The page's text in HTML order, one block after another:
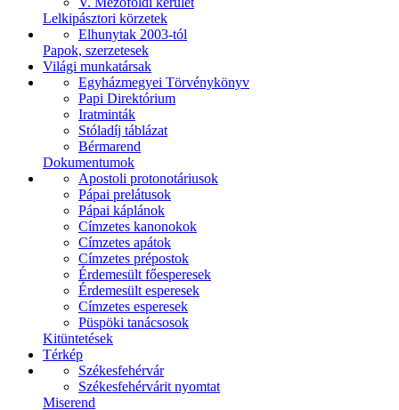
Lelkipásztori körzetek
Elhunytak 2003-tól
Papok, szerzetesek
Világi munkatársak
Egyházmegyei Törvénykönyv
Papi Direktórium
Iratminták
Stóladíj táblázat
Bérmarend
Dokumentumok
Apostoli protonotáriusok
Pápai prelátusok
Pápai káplánok
Címzetes kanonokok
Címzetes apátok
Címzetes prépostok
Érdemesült főesperesek
Érdemesült esperesek
Címzetes esperesek
Püspöki tanácsosok
Kitüntetések
Térkép
Székesfehérvár
Székesfehérvárit nyomtat
Miserend